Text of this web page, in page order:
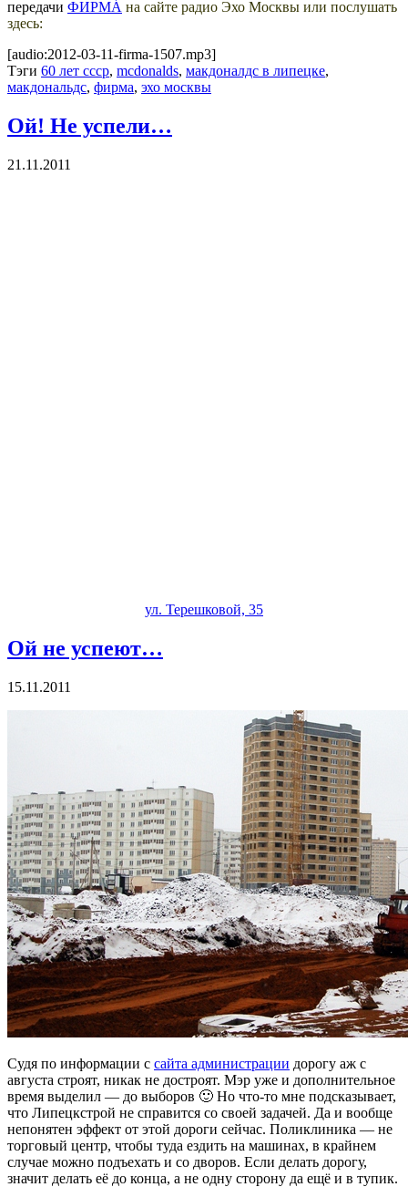
передачи ФИРМÁ на сайте радио Эхо Москвы или послушать
здесь:
[audio:2012-03-11-firma-1507.mp3]
Тэги 60 лет ссср, mcdonalds, макдоналдс в липецке,
макдональдс, фирма, эхо москвы
Ой! Не успели…
21.11.2011
ул. Терешковой, 35
Ой не успеют…
15.11.2011
Судя по информации с сайта администрации дорогу аж с
августа строят, никак не достроят. Мэр уже и дополнительное
время выделил — до выборов 🙂 Но что-то мне подсказывает,
что Липецкстрой не справится со своей задачей. Да и вообще
непонятен эффект от этой дороги сейчас. Поликлиника — не
торговый центр, чтобы туда ездить на машинах, в крайнем
случае можно подъехать и со дворов. Если делать дорогу,
значит делать её до конца, а не одну сторону да ещё и в тупик.